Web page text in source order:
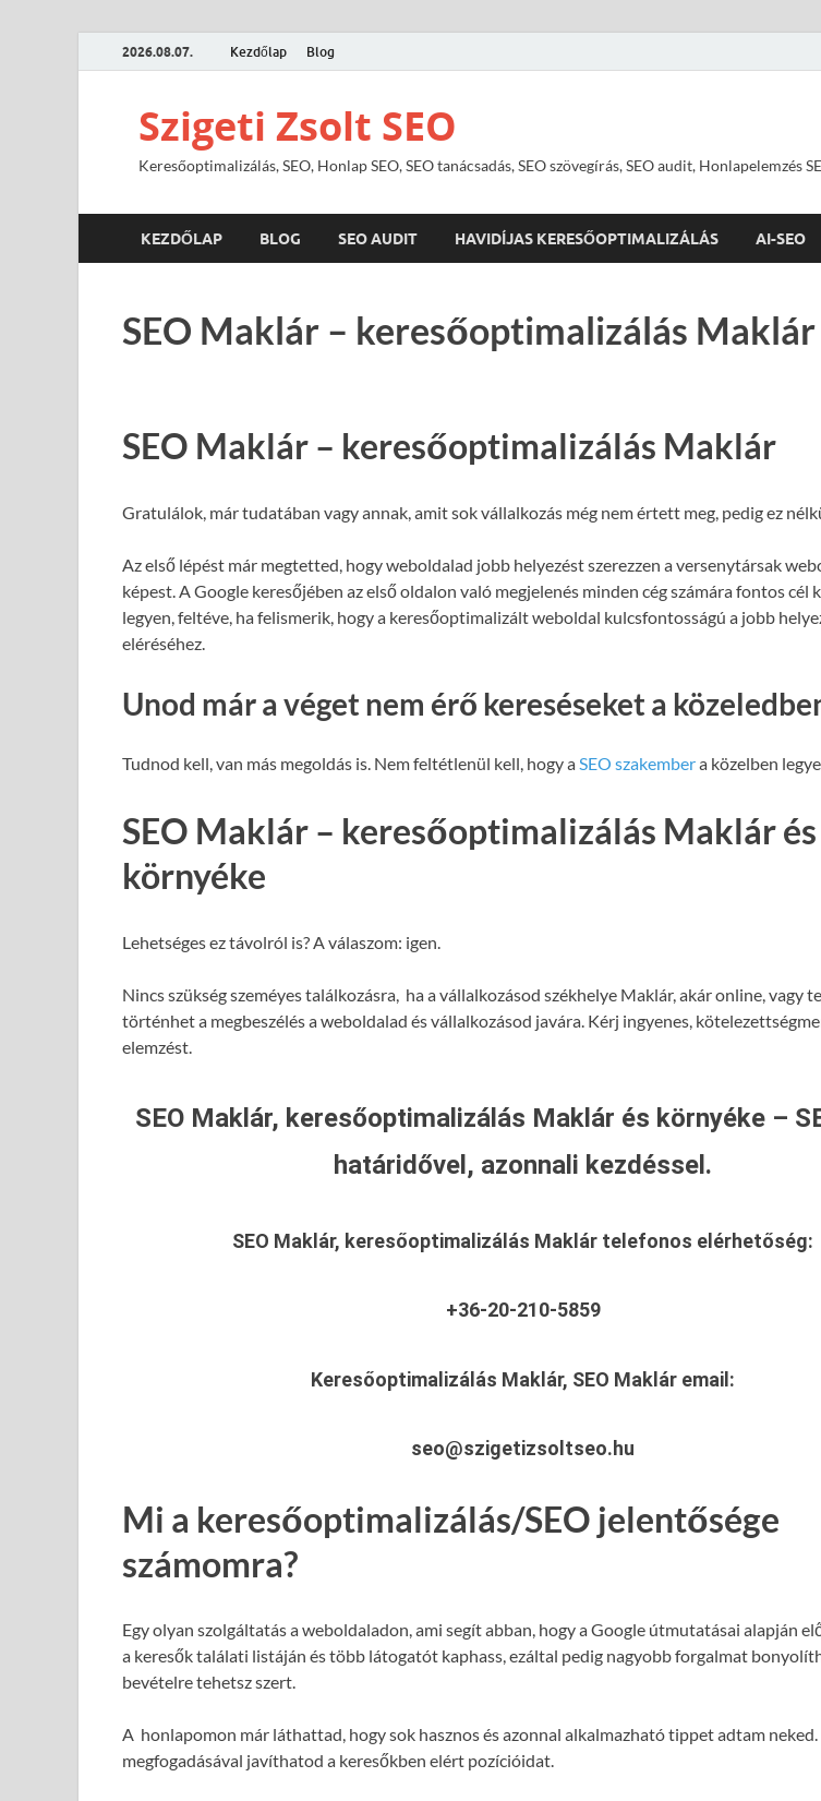
2026.08.07. Kezdőlap Blog
Szigeti Zsolt SEO
Keresőoptimalizálás, SEO, Honlap SEO, SEO tanácsadás, SEO szövegírás, SEO audit, Honlapelemzés
KEZDŐLAP BLOG SEO AUDIT HAVIDÍJAS KERESŐOPTIMALIZÁLÁS AI-SEO
SEO Maklár – keresőoptimalizálás Maklár
SEO Maklár – keresőoptimalizálás Maklár
Gratulálok, már tudatában vagy annak, amit sok vállalkozás még nem értett meg, pedig ez
Az első lépést már megtetted, hogy weboldalad jobb helyezést szerezzen a versenytársak
képest. A Google keresőjében az első oldalon való megjelenés minden cég számára fontos cél
legyen, feltéve, ha felismerik, hogy a keresőoptimalizált weboldal kulcsfontosságú a jobb
eléréséhez.
Unod már a véget nem érő kereséseket a
Tudnod kell, van más megoldás is. Nem feltétlenül kell, hogy aSEO szakembera közelben
SEO Maklár – keresőoptimalizálás Maklár és
környéke
Lehetséges ez távolról is? A válaszom: igen.
Nincs szükség szeméyes találkozásra, ha a vállalkozásod székhelye Maklár, akár online, vagy
történhet a megbeszélés a weboldalad és vállalkozásod javára. Kérj ingyenes,
elemzést.
SEO Maklár, keresőoptimalizálás Maklár és környéke –
határidővel, azonnali kezdéssel.
SEO Maklár, keresőoptimalizálás Maklár telefonos elérhetőség:
+36-20-210-5859
Keresőoptimalizálás Maklár, SEO Maklár email:
seo@szigetizsoltseo.hu
Mi a keresőoptimalizálás/SEO jelentősége
számomra?
Egy olyan szolgáltatás a weboldaladon, ami segít abban, hogy a Google útmutatásai alapján
a keresők találati listáján és több látogatót kaphass, ezáltal pedig nagyobb forgalmat
bevételre tehetsz szert.
A honlapomon már láthattad, hogy sok hasznos és azonnal alkalmazható tippet adtam neked.
megfogadásával javíthatod a keresőkben elért pozícióidat.